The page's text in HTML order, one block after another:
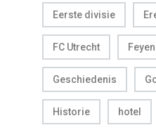
Eerste divisie
FC Utrecht
Geschiedenis
Historie hotel